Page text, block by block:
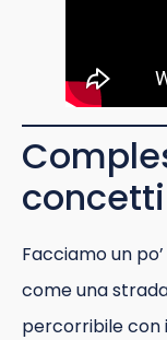
Facciamo un
come una
percorribile con